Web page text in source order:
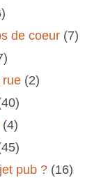
de coeur (7)
rue (2)
(4)
pub ? (16)